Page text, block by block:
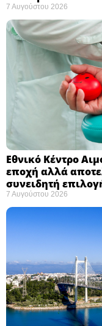
7 Αυγούστου 2026
Εθνικό Κέντρο
εποχή αλλά
συνειδητή
7 Αυγούστου 2026